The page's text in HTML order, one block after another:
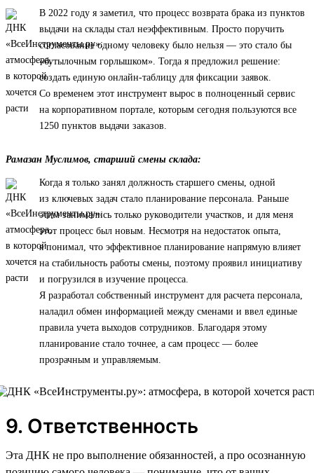
В 2022 году я заметил, что процесс возврата брака из пунктов
выдачи на склады стал неэффективным. Просто поручить
согласование одному человеку было нельзя — это стало бы
«бутылочным горлышком». Тогда я предложил решение:
создать единую онлайн-таблицу для фиксации заявок.
Со временем этот инструмент вырос в полноценный сервис
на корпоративном портале, которым сегодня пользуются все
1250 пунктов выдачи заказов.
Рамазан Муслимов, старший смены склада:
Когда я только занял должность старшего смены, одной
из ключевых задач стало планирование персонала. Раньше
этим занимались только руководители участков, и для меня
этот процесс был новым. Несмотря на недостаток опыта,
я понимал, что эффективное планирование напрямую влияет
на стабильность работы смены, поэтому проявил инициативу
и погрузился в изучение процесса.
Я разработал собственный инструмент для расчета персонала,
наладил обмен информацией между сменами и ввел единые
правила учета выходов сотрудников. Благодаря этому
планирование стало точнее, а сам процесс — более
прозрачным и управляемым.
9. Ответственность
Эта ДНК не про выполнение обязанностей, а про осознанную